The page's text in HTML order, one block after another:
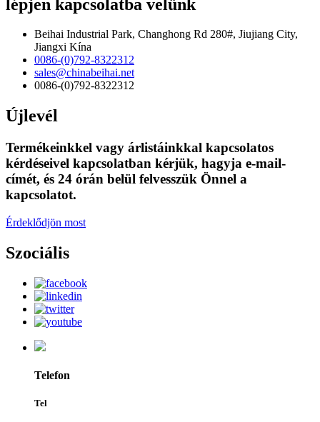
lépjen kapcsolatba velünk
Beihai Industrial Park, Changhong Rd 280#, Jiujiang City,
Jiangxi Kína
0086-(0)792-8322312
sales@chinabeihai.net
0086-(0)792-8322312
Újlevél
Termékeinkkel vagy árlistáinkkal kapcsolatos
kérdéseivel kapcsolatban kérjük, hagyja e-mail-
címét, és 24 órán belül felvesszük Önnel a
kapcsolatot.
Érdeklődjön most
Szociális
Telefon
Tel